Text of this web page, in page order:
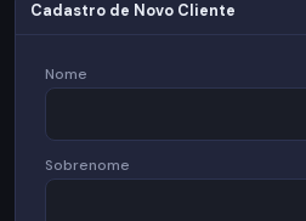
Cadastro de Novo Cliente
Nome
Sobrenome